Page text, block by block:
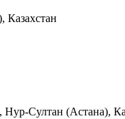
Султан (Астана),